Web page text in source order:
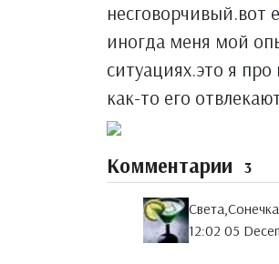
несговорчивый.вот
иногда меня мой
ситуациях.это я
как-то его
Комментарии 3
12:02 05